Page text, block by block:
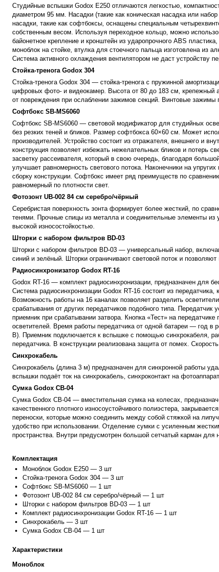
Студийные вспышки Godox E250 отличаются легкостью,
диаметром 95 мм. Насадки (такие как коническая насадка или
насадки, такие как софтбоксы, оснащены специальным
собственным весом. Используя переходное кольцо, можно
байонетное крепление и кронштейн из ударопрочного ABS
моноблок на стойке, втулка для стоечного пальца изготовлена из
Система активного охлаждения вентилятором не даст устройству
Стойка-тренога Godox 304
Стойка-тренога Godox 304 — стойка-тренога с пружинной
цифровых фото- и видеокамер. Высота от 80 до 183 см, крепежный
от повреждения при ослаблении зажимов секций. Винтовые
Софтбокс SB-MS6060
Софтбокс SB-MS6060 — световой модификатор для студийных
без резких теней и бликов. Размер софтбокса 60×60 см. Может
производителей. Устройство состоит из отражателя, внешнего и
конструкция позволяет избежать нежелательных бликов и потерь
засветку рассеивателя, который в свою очередь, благодаря
улучшает равномерность светового потока. Наконечники на
сборку конструкции. Софтбокс имеет ряд преимуществ по
равномерный по плотности свет.
Фотозонт UB-002 84 см серебро/чёрный
Серебристая поверхность зонта формирует более жесткий, по
тенями. Прочные спицы из металла и соединительные элементы из
высокой износостойкостью.
Шторки с набором фильтров BD-03
Шторки с набором фильтров BD-03 — универсальный набор,
синий и зелёный. Шторки ограничивают световой поток и
Радиосинхронизатор Godox RT-16
Godox RT-16 — комплект радиосинхронизации, предназначен для
Система радиосинхронизации Godox RT-16 состоит из
Возможность работы на 16 каналах позволяет разделить
срабатывания от других передатчиков подобного типа. Передатчик
приемник при срабатывании затвора. Кнопка «Тест» на
осветителей. Время работы передатчика от одной батареи — год
В). Приемник подключается к вспышке с помощью синхрокабеля,
передатчика. В конструкции реализована защита от помех.
Синхрокабель
Синхрокабель (длина 3 м) предназначен для синхронной работы
вспышки подаёт ток на синхрокабель, синхроконтакт на
Сумка Godox CB-04
Сумка Godox CB-04 — вместительная сумка на колесах,
качественного плотного износоустойчивого полиэстера,
переноски, которые можно соединить между собой стяжкой на
удобство при использовании. Отделение сумки с усиленным
пространства. Внутри предусмотрен большой сетчатый карман для
Комплектация
Моноблок Godox E250 — 3 шт
Стойка-тренога Godox 304 — 3 шт
Софтбокс SB-MS6060 — 1 шт
Фотозонт UB-002 84 см серебро/чёрный — 1 шт
Шторки с набором фильтров BD-03 — 1 шт
Комплект радиосинхронизации Godox RT-16 — 1 шт
Синхрокабель — 3 шт
Сумка Godox CB-04 — 1 шт
Характеристики
Моноблок